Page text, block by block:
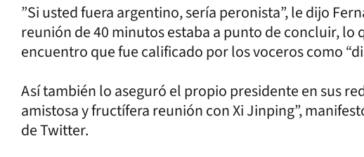
”Si usted fuera argentino, sería peronista”, le dijo
reunión de 40 minutos estaba a punto de concluir, lo
encuentro que fue calificado por los voceros como
Así también lo aseguró el propio presidente en sus
amistosa y fructífera reunión con Xi Jinping”,
de Twitter.